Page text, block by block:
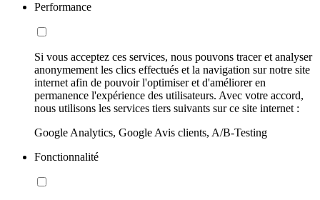
Performance
Si vous acceptez ces services, nous pouvons tracer et analyser
anonymement les clics effectués et la navigation sur notre site
internet afin de pouvoir l'optimiser et d'améliorer en
permanence l'expérience des utilisateurs. Avec votre accord,
nous utilisons les services tiers suivants sur ce site internet :
Google Analytics, Google Avis clients, A/B-Testing
Fonctionnalité